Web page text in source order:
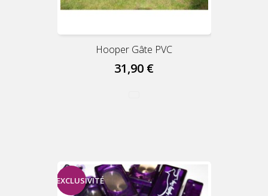
Hooper Gâte PVC
31,90 €
EXCLUSIVITÉ